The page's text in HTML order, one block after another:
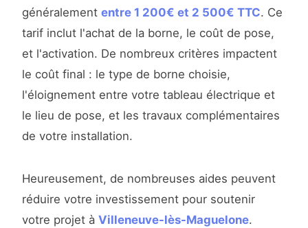
généralement entre 1 200€ et 2 500€ TTC. Ce
tarif inclut l'achat de la borne, le coût de pose,
et l'activation. De nombreux critères impactent
le coût final : le type de borne choisie,
l'éloignement entre votre tableau électrique et
le lieu de pose, et les travaux complémentaires
de votre installation.
Heureusement, de nombreuses aides peuvent
réduire votre investissement pour soutenir
votre projet à Villeneuve-lès-Maguelone.